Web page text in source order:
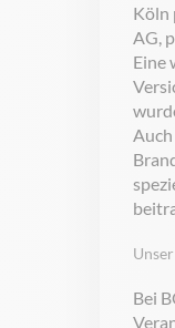
Köln
AG,
Eine
Bei